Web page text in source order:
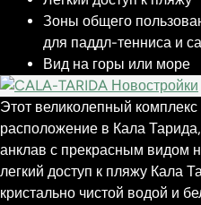
Зоны общего
для паддл-тенниса и
Вид на горы или море
Этот великолепный
расположение в Кала
анклав с прекрасным видом
легкий доступ к пляжу Кала
кристально чистой водой и